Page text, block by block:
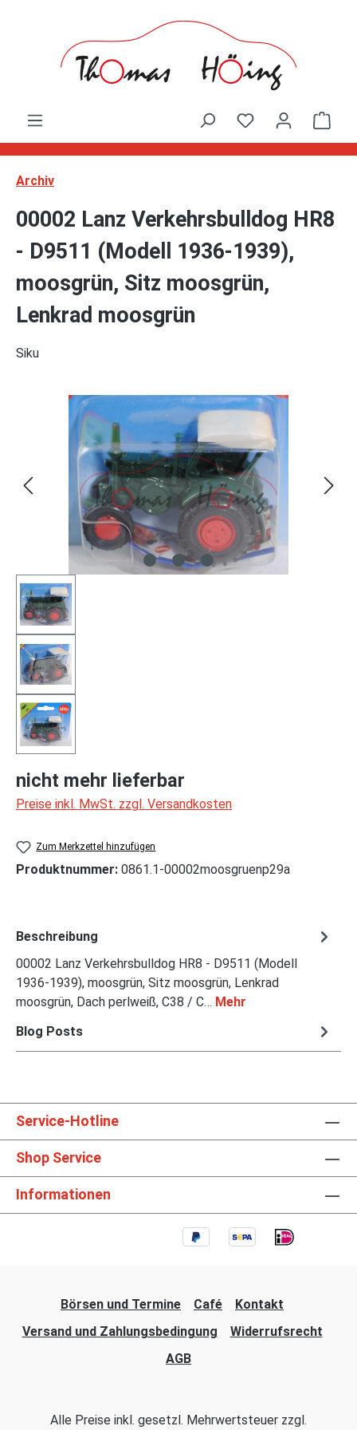
Archiv
00002 Lanz Verkehrsbulldog HR8
- D9511 (Modell 1936-1939),
moosgrün, Sitz moosgrün,
Lenkrad moosgrün
Siku
Bildergalerie überspringen
nicht mehr lieferbar
Preise inkl. MwSt. zzgl. Versandkosten
Zum Merkzettel hinzufügen
Produktnummer: 0861.1-00002moosgruenp29a
Beschreibung
00002 Lanz Verkehrsbulldog HR8 - D9511 (Modell
1936-1939), moosgrün, Sitz moosgrün, Lenkrad
moosgrün, Dach perlweiß, C38 / C… Mehr
Blog Posts
Service-Hotline
Shop Service
Informationen
Börsen und Termine Café
Kontakt
Versand und Zahlungsbedingung
Widerrufsrecht
AGB
Alle Preise inkl. gesetzl. Mehrwertsteuer zzgl.